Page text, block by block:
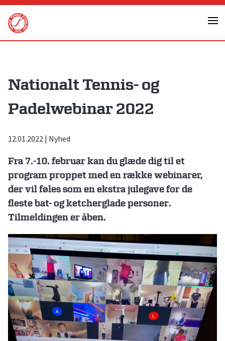
Skip
content
Nationalt Tennis- og
Padelwebinar 2022
12.01.2022 | Nyhed
Fra 7.-10. februar kan du glæde dig til et
program proppet med en række webinarer,
der vil føles som en ekstra julegave for de
fleste bat- og ketcherglade personer.
Tilmeldingen er åben.